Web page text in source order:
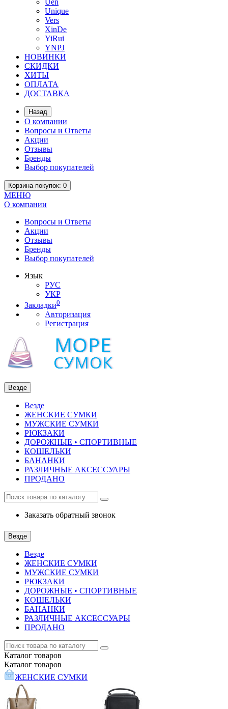
Uen
Unique
Vers
XinDe
YiRui
YNPJ
НОВИНКИ
СКИДКИ
ХИТЫ
ОПЛАТА
ДОСТАВКА
Назад
О компании
Вопросы и Ответы
Акции
Отзывы
Бренды
Выбор покупателей
Корзинапокупок: 0
МЕНЮ
О компании
Вопросы и Ответы
Акции
Отзывы
Бренды
Выбор покупателей
Язык
РУС
УКР
Закладки0
Авторизация
Регистрация
Везде
Везде
ЖЕНСКИЕ СУМКИ
МУЖСКИЕ СУМКИ
РЮКЗАКИ
ДОРОЖНЫЕ • СПОРТИВНЫЕ
КОШЕЛЬКИ
БАНАНКИ
РАЗЛИЧНЫЕ АКСЕССУАРЫ
ПРОДАНО
Заказать обратный звонок
Везде
Везде
ЖЕНСКИЕ СУМКИ
МУЖСКИЕ СУМКИ
РЮКЗАКИ
ДОРОЖНЫЕ • СПОРТИВНЫЕ
КОШЕЛЬКИ
БАНАНКИ
РАЗЛИЧНЫЕ АКСЕССУАРЫ
ПРОДАНО
Каталог товаров
Каталог товаров
ЖЕНСКИЕ СУМКИ